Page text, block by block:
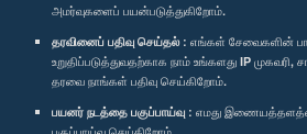
அமர்வுகளைப் பயன்படுத்துகிறோம்.
தரவினைப் பதிவு செய்தல் : எங்கள் சேவைகளின்
உறுதிப்படுத்துவதற்காக நாம் உங்களது IP
தரவை நாங்கள் பதிவு செய்கிறோம்.
பயனர் நடத்தை பகுப்பாய்வு : எமது